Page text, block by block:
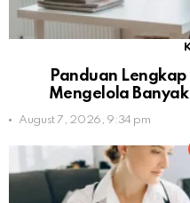
Panduan
Mengelola
August 7, 2026, 9:34 pm